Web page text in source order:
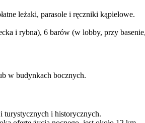
leżaki, parasole i ręczniki kąpielowe.
i rybna), 6 barów (w lobby, przy
w budynkach bocznych.
turystycznych i historycznych.